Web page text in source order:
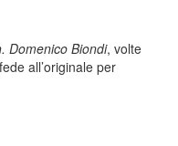
Domenico Biondi, volte
all’originale per